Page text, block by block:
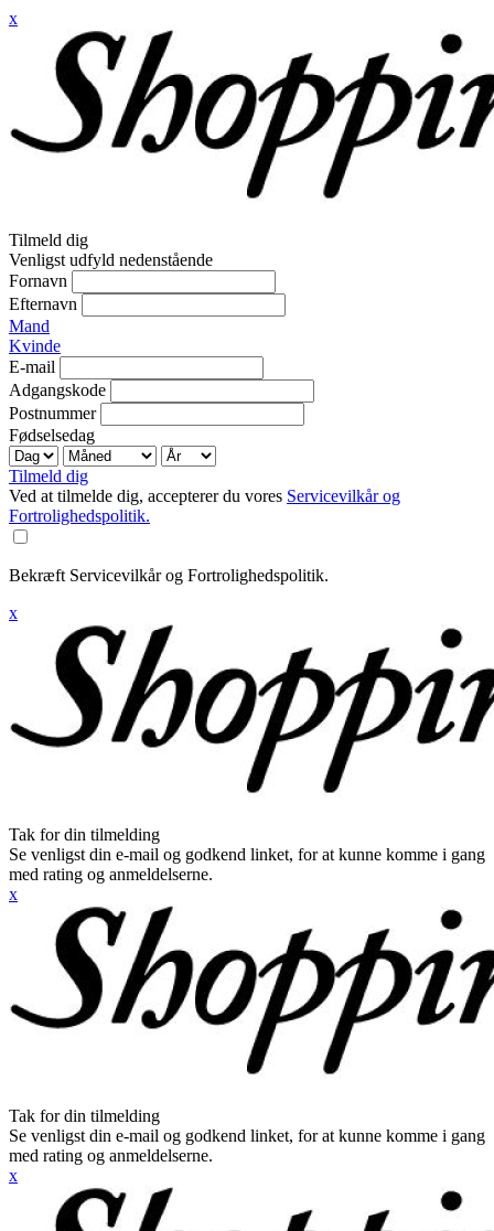
x
Tilmeld dig
Venligst udfyld nedenstående
Fornavn
Efternavn
Mand
Kvinde
E-mail
Adgangskode
Postnummer
Fødselsedag
Tilmeld dig
Ved at tilmelde dig, accepterer du vores Servicevilkår og
Fortrolighedspolitik.
Bekræft Servicevilkår og Fortrolighedspolitik.
x
Tak for din tilmelding
Se venligst din e-mail og godkend linket, for at kunne komme i gang
med rating og anmeldelserne.
x
Tak for din tilmelding
Se venligst din e-mail og godkend linket, for at kunne komme i gang
med rating og anmeldelserne.
x